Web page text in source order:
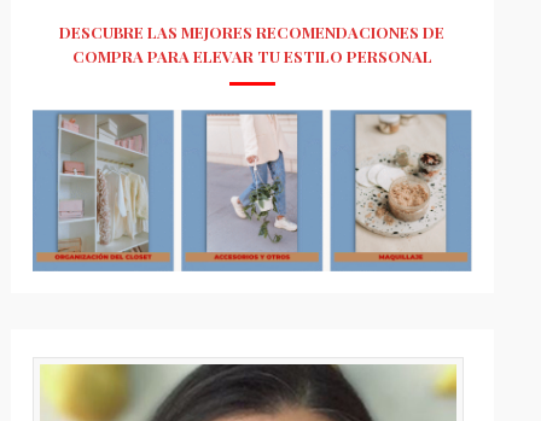
DESCUBRE LAS MEJORES RECOMENDACIONES DE
COMPRA PARA ELEVAR TU ESTILO PERSONAL